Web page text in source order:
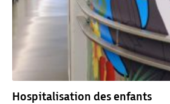
Hospitalisation des enfants